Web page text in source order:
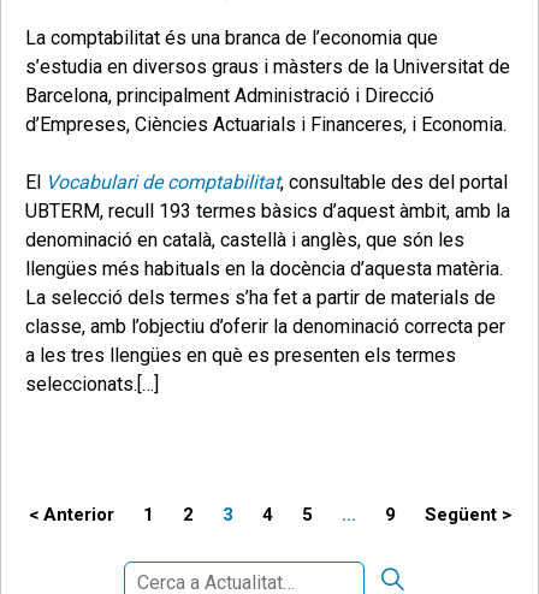
La comptabilitat és una branca de l’economia que
s’estudia en diversos graus i màsters de la Universitat de
Barcelona, principalment Administració i Direcció
d’Empreses, Ciències Actuarials i Financeres, i Economia.
El Vocabulari de comptabilitat, consultable des del portal
UBTERM, recull 193 termes bàsics d’aquest àmbit, amb la
denominació en català, castellà i anglès, que són les
llengües més habituals en la docència d’aquesta matèria.
La selecció dels termes s’ha fet a partir de materials de
classe, amb l’objectiu d’oferir la denominació correcta per
a les tres llengües en què es presenten els termes
seleccionats.[…]
Paginació
< Anterior 1 2 3 4 5 … 9 Següent >
Cerca: CERCA